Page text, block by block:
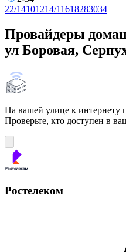
22/14101214/11618283034
Провайдеры
ул Боровая,
На вашей улице к интернету
Проверьте, кто доступен в
Ростелеком